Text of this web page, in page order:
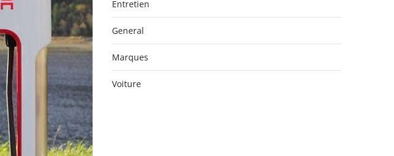
Entretien
General
Marques
Voiture